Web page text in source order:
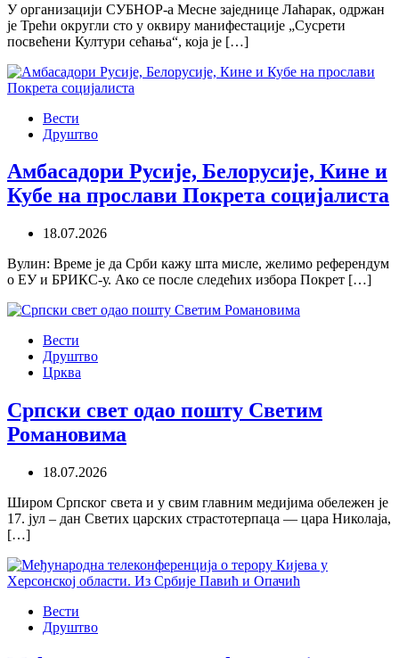
У организацији СУБНОР-а Месне заједнице Лаћарак, одржан
је Трећи округли сто у оквиру манифестације „Сусрети
посвећени Култури сећања“, која је […]
Вести
Друштво
Амбасадори Русије, Белорусије, Кине и
Кубе на прослави Покрета социјалиста
18.07.2026
Вулин: Време је да Срби кажу шта мисле, желимо референдум
о ЕУ и БРИКС-у. Ако се после следећих избора Покрет […]
Вести
Друштво
Црква
Српски свет одао пошту Светим
Романовима
18.07.2026
Широм Српског света и у свим главним медијима обележен је
17. јул – дан Светих царских страстотерпаца — цара Николаја,
[…]
Вести
Друштво